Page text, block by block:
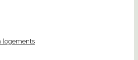
logements